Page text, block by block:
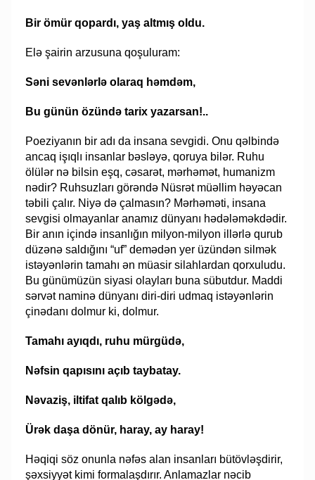
Bir ömür qopardı, yaş altmış oldu.
Elə şairin arzusuna qoşuluram:
Səni sevənlərlə olaraq həmdəm,
Bu günün özündə tarix yazarsan!..
Poeziyanın bir adı da insana sevgidi. Onu qəlbində
ancaq işıqlı insanlar bəsləyə, qoruya bilər. Ruhu
ölülər nə bilsin eşq, cəsarət, mərhəmət, humanizm
nədir? Ruhsuzları görəndə Nüsrət müəllim həyəcan
təbili çalır. Niyə də çalmasın? Mərhəməti, insana
sevgisi olmayanlar anamız dünyanı hədələməkdədir.
Bir anın içində insanlığın milyon-milyon illərlə qurub
düzənə saldığını “uf” demədən yer üzündən silmək
istəyənlərin tamahı ən müasir silahlardan qorxuludu.
Bu günümüzün siyasi olayları buna sübutdur. Maddi
sərvət naminə dünyanı diri-diri udmaq istəyənlərin
çinədanı dolmur ki, dolmur.
Tamahı ayıqdı, ruhu mürgüdə,
Nəfsin qapısını açıb taybatay.
Nəvaziş, iltifat qalıb kölgədə,
Ürək daşa dönür, haray, ay haray!
Həqiqi söz onunla nəfəs alan insanları bütövləşdirir,
şəxsiyyət kimi formalaşdırır. Anlamazlar nəcib